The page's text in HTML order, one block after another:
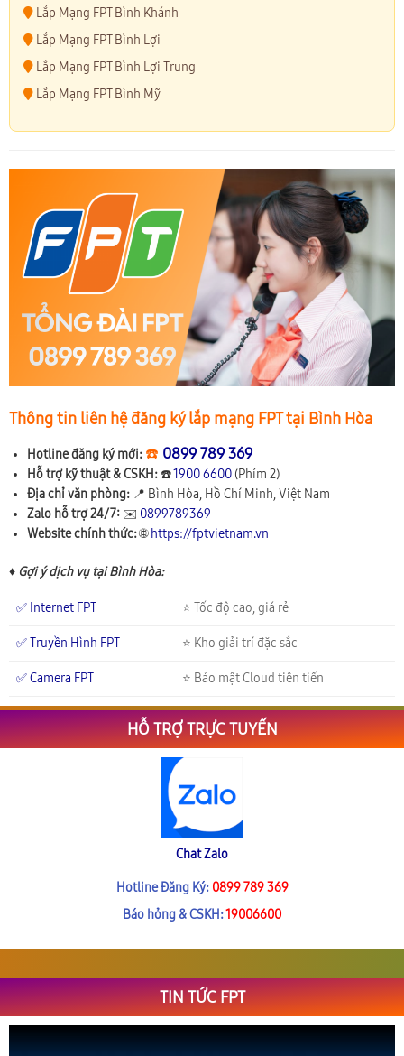
Lắp Mạng FPT Bình Khánh
Lắp Mạng FPT Bình Lợi
Lắp Mạng FPT Bình Lợi Trung
Lắp Mạng FPT Bình Mỹ
Thông tin liên hệ đăng ký lắp mạng FPT tại Bình Hòa
Hotline đăng ký mới: ☎️ 0899 789 369
Hỗ trợ kỹ thuật & CSKH: ☎️1900 6600 (Phím 2)
Địa chỉ văn phòng: 📍 Bình Hòa, Hồ Chí Minh, Việt Nam
Zalo hỗ trợ 24/7: ✉️ 0899789369
Website chính thức:🌐 https://fptvietnam.vn
♦ Gợi ý dịch vụ tại Bình Hòa:
✅ Internet FPT ⭐ Tốc độ cao, giá rẻ
✅ Truyền Hình FPT ⭐ Kho giải trí đặc sắc
✅ Camera FPT ⭐ Bảo mật Cloud tiên tiến
HỖ TRỢ TRỰC TUYẾN
Chat Zalo
Hotline Đăng Ký: 0899 789 369
Báo hỏng & CSKH:19006600
TIN TỨC FPT